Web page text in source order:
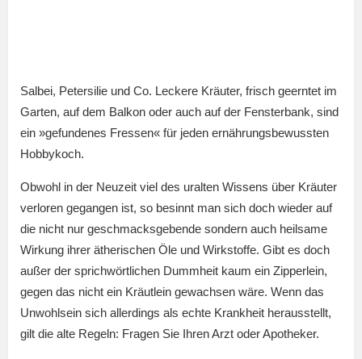
Salbei, Petersilie und Co. Leckere Kräuter, frisch geerntet im
Garten, auf dem Balkon oder auch auf der Fensterbank, sind
ein »gefundenes Fressen« für jeden ernährungsbewussten
Hobbykoch.
Obwohl in der Neuzeit viel des uralten Wissens über Kräuter
verloren gegangen ist, so besinnt man sich doch wieder auf
die nicht nur geschmacksgebende sondern auch heilsame
Wirkung ihrer ätherischen Öle und Wirkstoffe. Gibt es doch
außer der sprichwörtlichen Dummheit kaum ein Zipperlein,
gegen das nicht ein Kräutlein gewachsen wäre. Wenn das
Unwohlsein sich allerdings als echte Krankheit herausstellt,
gilt die alte Regeln: Fragen Sie Ihren Arzt oder Apotheker.